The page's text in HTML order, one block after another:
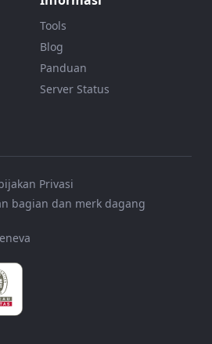
Tools
Blog
Panduan
Server Status
Privasi
bagian dan merk dagang